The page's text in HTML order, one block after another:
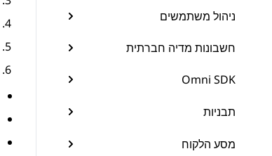
ניהול משתמשים
חשבונות מדיה חברתית
Omni SDK
תבניות
מסע הלקוח